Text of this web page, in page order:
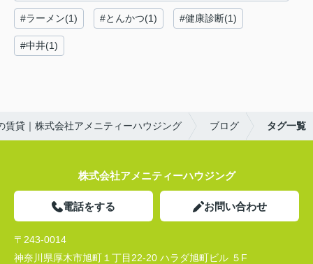
#ラーメン(1) #とんかつ(1) #健康診断(1)
#中井(1)
賃貸｜株式会社アメニティーハウジング ブログ タグ一覧
株式会社アメニティーハウジング
電話をする お問い合わせ
〒243-0014
神奈川県厚木市旭町１丁目22-20 ハラダ旭町ビル ５F